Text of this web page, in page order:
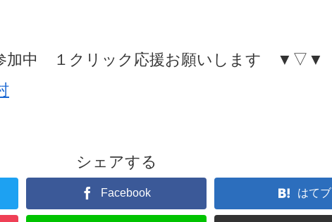
中 １クリック応援お願いします ▼▽▼
シェアする
Facebook はてブ